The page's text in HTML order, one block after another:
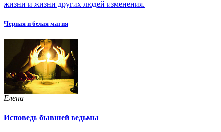
жизни и жизни других людей изменения.
Черная и белая магия
Елена
Исповедь бывшей ведьмы